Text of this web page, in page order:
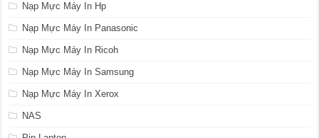
Nạp Mực Máy In Hp
Nạp Mực Máy In Panasonic
Nạp Mực Máy In Ricoh
Nạp Mực Máy In Samsung
Nạp Mực Máy In Xerox
NAS